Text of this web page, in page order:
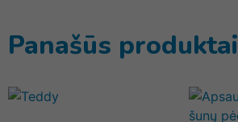
Panašūs produktai